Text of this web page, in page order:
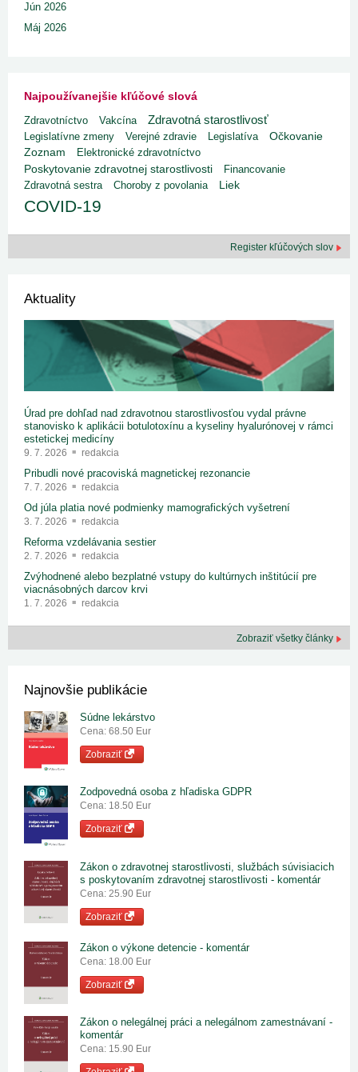
Jún 2026
Máj 2026
Najpoužívanejšie kľúčové slová
Zdravotníctvo Vakcína Zdravotná starostlivosť
Legislatívne zmeny Verejné zdravie Legislatíva
Očkovanie
Zoznam
Elektronické zdravotníctvo
Poskytovanie zdravotnej starostlivosti
Financovanie
Zdravotná sestra
Choroby z povolania Liek
COVID-19
Register kľúčových slov
Aktuality
Úrad pre dohľad nad zdravotnou starostlivosťou vydal právne
stanovisko k aplikácii botulotoxínu a kyseliny hyalurónovej v rámci
estetickej medicíny
9. 7. 2026 redakcia
Pribudli nové pracoviská magnetickej rezonancie
7. 7. 2026 redakcia
Od júla platia nové podmienky mamografických vyšetrení
3. 7. 2026 redakcia
Reforma vzdelávania sestier
2. 7. 2026 redakcia
Zvýhodnené alebo bezplatné vstupy do kultúrnych inštitúcií pre
viacnásobných darcov krvi
1. 7. 2026 redakcia
Zobraziť všetky články
Najnovšie publikácie
Súdne lekárstvo
Cena: 68.50 Eur
Zobraziť
Zodpovedná osoba z hľadiska GDPR
Cena: 18.50 Eur
Zobraziť
Zákon o zdravotnej starostlivosti, službách súvisiacich
s poskytovaním zdravotnej starostlivosti - komentár
Cena: 25.90 Eur
Zobraziť
Zákon o výkone detencie - komentár
Cena: 18.00 Eur
Zobraziť
Zákon o nelegálnej práci a nelegálnom zamestnávaní -
komentár
Cena: 15.90 Eur